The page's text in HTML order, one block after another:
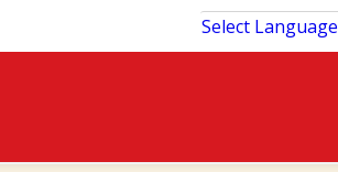
Select Language